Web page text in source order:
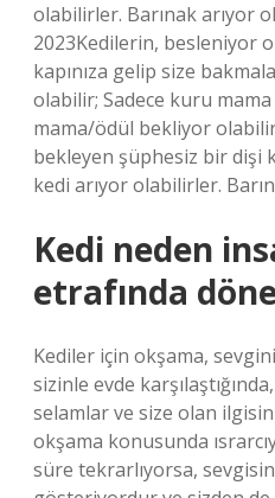
olabilirler. Barınak arıyor
2023Kedilerin, besleniyor
kapınıza gelip size
olabilir; Sadece kuru
mama/ödül bekliyor
bekleyen şüphesiz bir dişi
kedi arıyor olabilirler.
Kedi neden
etrafında
Kediler için okşama,
sizinle evde
selamlar ve size olan
okşama konusunda
süre tekrarlıyorsa,